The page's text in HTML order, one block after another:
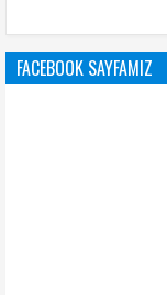
FACEBOOK SAYFAMIZ